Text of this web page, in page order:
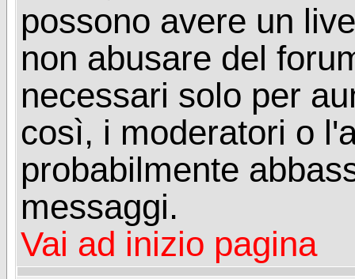
possono avere un
non abusare del
necessari solo per
così, i moderatori o
probabilmente
messaggi.
Vai ad inizio pagina